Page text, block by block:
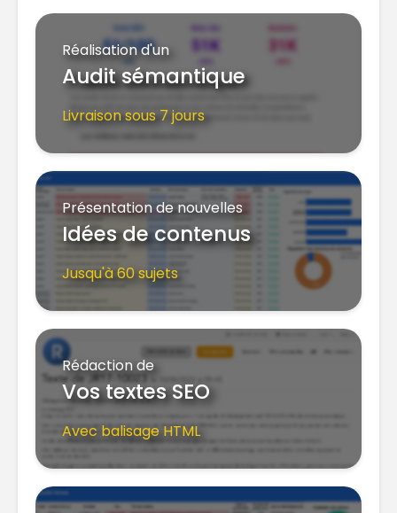
Réalisation d'un
Audit sémantique
Livraison sous 7 jours
Présentation de nouvelles
Idées de contenus
Jusqu'à 60 sujets
Rédaction de
Vos textes SEO
Avec balisage HTML